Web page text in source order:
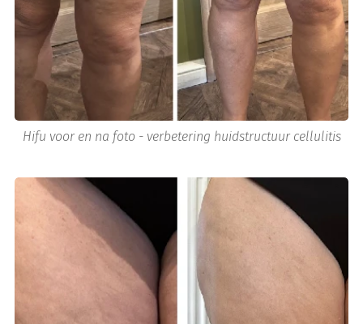
Hifu voor en na foto - verbetering huidstructuur cellulitis